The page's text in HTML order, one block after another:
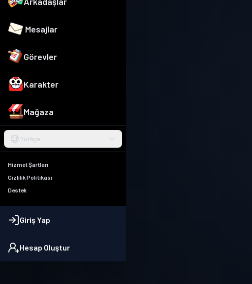
Mesajlar
Görevler
Karakter
Mağaza
Türkçe
Hizmet Şartları
Gizlilik Politikası
Destek
Giriş Yap
Hesap Oluştur